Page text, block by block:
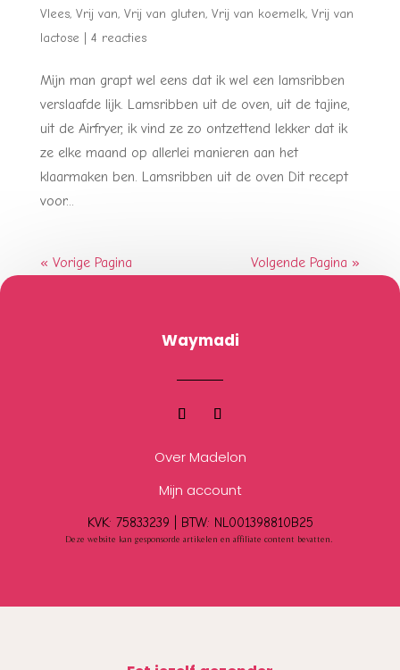
Vlees, Vrij van, Vrij van gluten, Vrij van koemelk, Vrij van
lactose
4 reacties
Mijn man grapt wel eens dat ik wel een lamsribben
verslaafde lijk. Lamsribben uit de oven, uit de tajine,
uit de Airfryer, ik vind ze zo ontzettend lekker dat ik
ze elke maand op allerlei manieren aan het
klaarmaken ben. Lamsribben uit de oven Dit recept
voor...
« Vorige Pagina Volgende Pagina »
Waymadi
Over Madelon
Mijn account
KVK: 75833239 | BTW: NL001398810B25
Deze website kan gesponsorde artikelen en affiliate content bevatten.